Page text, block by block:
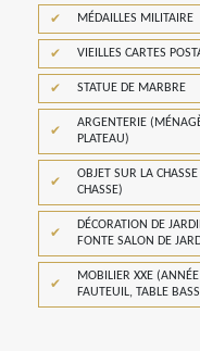
MÉDAILLES MILITAIRE
VIEILLES CARTES
STATUE DE MARBRE
ARGENTERIE
PLATEAU)
OBJET SUR LA
CHASSE)
DÉCORATION DE
FONTE SALON DE
MOBILIER XXE
FAUTEUIL, TABLE